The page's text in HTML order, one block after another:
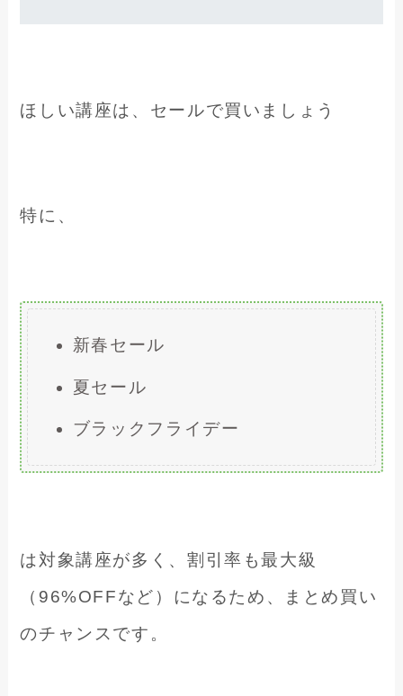
ほしい講座は、セールで買いましょう
特に、
新春セール
夏セール
ブラックフライデー
は対象講座が多く、割引率も最大級
（96%OFFなど）になるため、まとめ買い
のチャンスです。